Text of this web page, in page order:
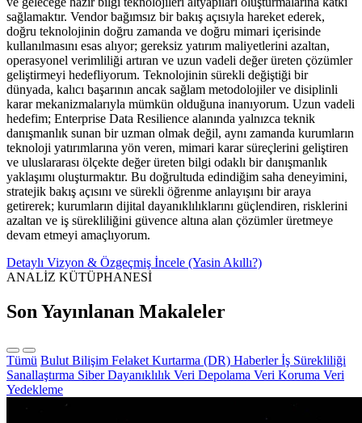
sağlamaktır. Vendor bağımsız bir bakış açısıyla hareket ederek,
doğru teknolojinin doğru zamanda ve doğru mimari içerisinde
kullanılmasını esas alıyor; gereksiz yatırım maliyetlerini azaltan,
operasyonel verimliliği artıran ve uzun vadeli değer üreten çözümler
geliştirmeyi hedefliyorum. Teknolojinin sürekli değiştiği bir
dünyada, kalıcı başarının ancak sağlam metodolojiler ve disiplinli
karar mekanizmalarıyla mümkün olduğuna inanıyorum. Uzun vadeli
hedefim; Enterprise Data Resilience alanında yalnızca teknik
danışmanlık sunan bir uzman olmak değil, aynı zamanda kurumların
teknoloji yatırımlarına yön veren, mimari karar süreçlerini geliştiren
ve uluslararası ölçekte değer üreten bilgi odaklı bir danışmanlık
yaklaşımı oluşturmaktır. Bu doğrultuda edindiğim saha deneyimini,
stratejik bakış açısını ve sürekli öğrenme anlayışını bir araya
getirerek; kurumların dijital dayanıklılıklarını güçlendiren, risklerini
azaltan ve iş sürekliliğini güvence altına alan çözümler üretmeye
devam etmeyi amaçlıyorum.
Detaylı Vizyon & Özgeçmiş İncele (Yasin Akıllı?)
ANALİZ KÜTÜPHANESİ
Son Yayınlanan Makaleler
Tümü Bulut Bilişim Felaket Kurtarma (DR) Haberlerİş Sürekliliği
Sanallaştırma Siber Dayanıklılık Veri Depolama Veri Koruma Veri
Yedekleme